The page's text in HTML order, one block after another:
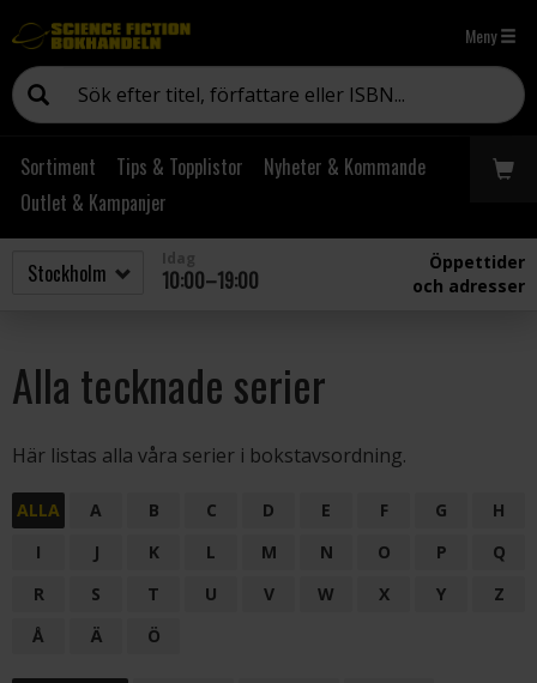
Meny
Sortiment Tips & Topplistor
Nyheter & Kommande
Outlet & Kampanjer
10:00–19:00
Öppettider
och adresser
Alla tecknade serier
Här listas alla våra serier i bokstavsordning.
ALLA A B C D E F G
H
I
J K L M N O P
Q
R
S T U V W X Y
Z
Å
Ä Ö